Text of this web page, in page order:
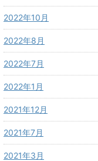
2022年10月
2022年8月
2022年7月
2022年1月
2021年12月
2021年7月
2021年3月